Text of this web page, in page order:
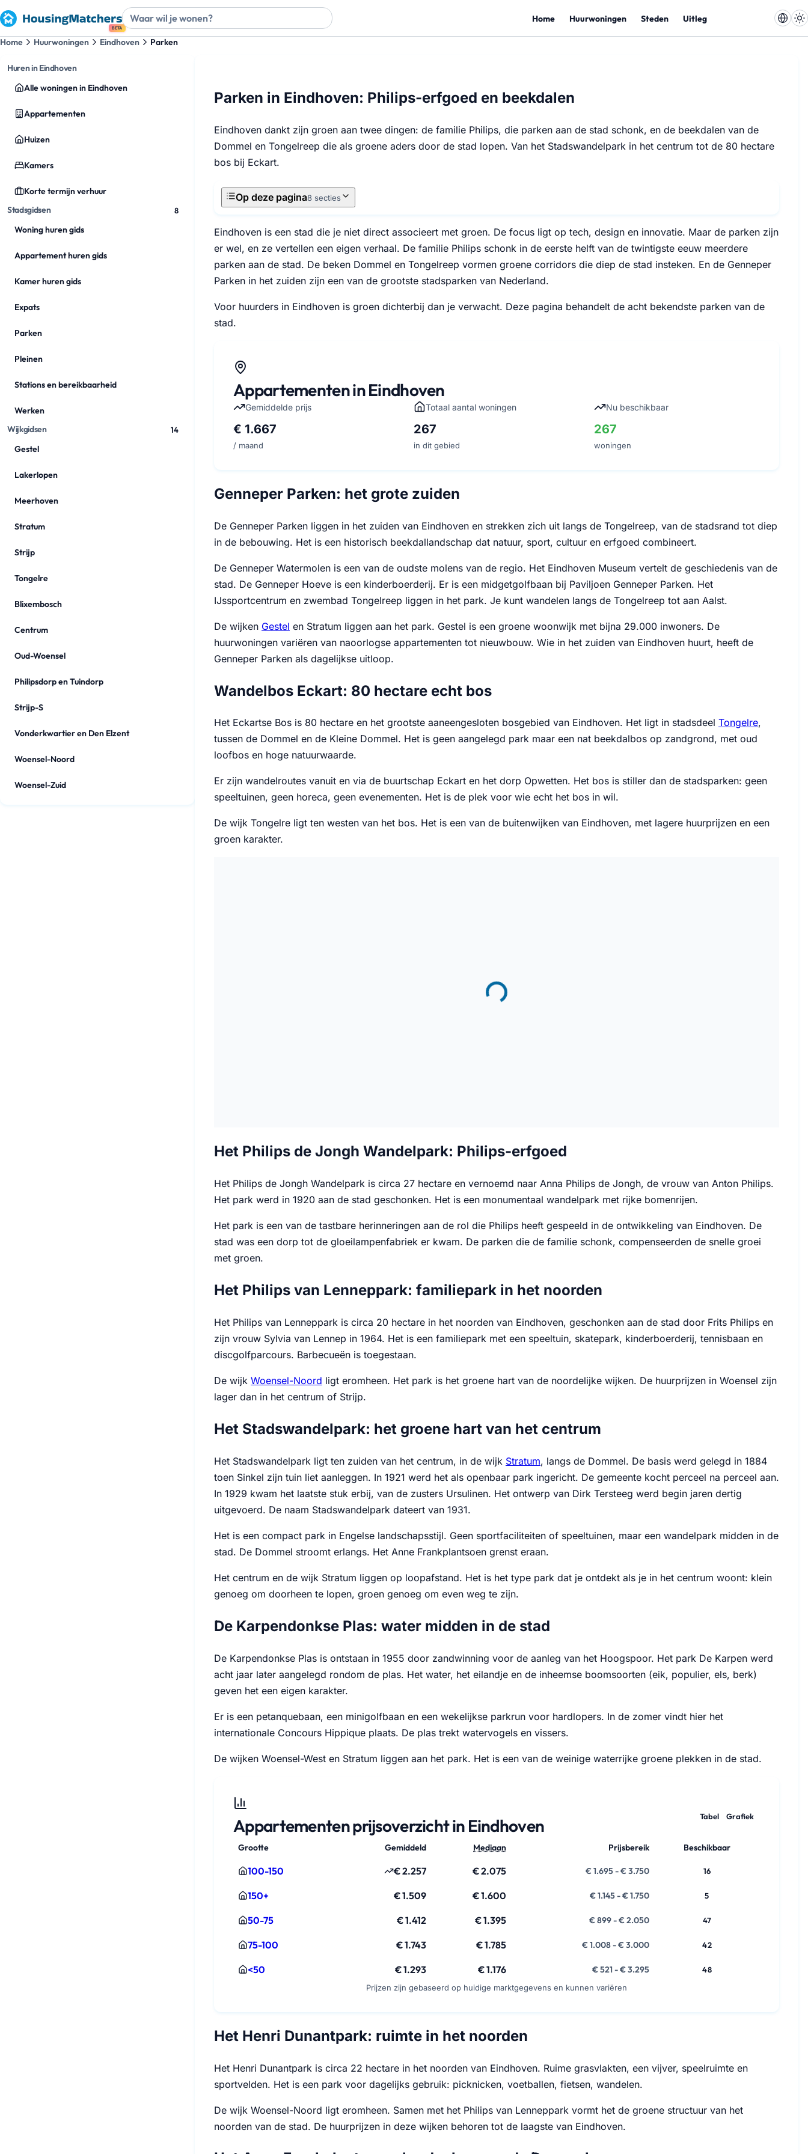
BETA
Home Huurwoningen Steden Uitleg
Home Huurwoningen Eindhoven Parken
Huren in Eindhoven
Alle woningen in Eindhoven
Appartementen
Huizen
Kamers
Korte termijn verhuur
Stadsgidsen
8
Woning huren gids
Appartement huren gids
Kamer huren gids
Expats
Parken
Pleinen
Stations en bereikbaarheid
Werken
Wijkgidsen
14
Gestel
Lakerlopen
Meerhoven
Stratum
Strijp
Tongelre
Blixembosch
Centrum
Oud-Woensel
Philipsdorp en Tuindorp
Strijp-S
Vonderkwartier en Den Elzent
Woensel-Noord
Woensel-Zuid
Parken in Eindhoven: Philips-erfgoed en beekdalen
Eindhoven dankt zijn groen aan twee dingen: de familie Philips, die parken aan de stad schonk, en de beekdalen van de
Dommel en Tongelreep die als groene aders door de stad lopen. Van het Stadswandelpark in het centrum tot de 80 hectare
bos bij Eckart.
Op deze pagina8 secties
Eindhoven is een stad die je niet direct associeert met groen. De focus ligt op tech, design en innovatie. Maar de parken zijn
er wel, en ze vertellen een eigen verhaal. De familie Philips schonk in de eerste helft van de twintigste eeuw meerdere
parken aan de stad. De beken Dommel en Tongelreep vormen groene corridors die diep de stad insteken. En de Genneper
Parken in het zuiden zijn een van de grootste stadsparken van Nederland.
Voor huurders in Eindhoven is groen dichterbij dan je verwacht. Deze pagina behandelt de acht bekendste parken van de
stad.
Appartementen in Eindhoven
Gemiddelde prijs
€ 1.667
/ maand
Totaal aantal woningen
267
in dit gebied
Nu beschikbaar
267
woningen
Genneper Parken: het grote zuiden
De Genneper Parken liggen in het zuiden van Eindhoven en strekken zich uit langs de Tongelreep, van de stadsrand tot diep
in de bebouwing. Het is een historisch beekdallandschap dat natuur, sport, cultuur en erfgoed combineert.
De Genneper Watermolen is een van de oudste molens van de regio. Het Eindhoven Museum vertelt de geschiedenis van de
stad. De Genneper Hoeve is een kinderboerderij. Er is een midgetgolfbaan bij Paviljoen Genneper Parken. Het
IJssportcentrum en zwembad Tongelreep liggen in het park. Je kunt wandelen langs de Tongelreep tot aan Aalst.
De wijken Gestel en Stratum liggen aan het park. Gestel is een groene woonwijk met bijna 29.000 inwoners. De
huurwoningen variëren van naoorlogse appartementen tot nieuwbouw. Wie in het zuiden van Eindhoven huurt, heeft de
Genneper Parken als dagelijkse uitloop.
Wandelbos Eckart: 80 hectare echt bos
Het Eckartse Bos is 80 hectare en het grootste aaneengesloten bosgebied van Eindhoven. Het ligt in stadsdeel Tongelre,
tussen de Dommel en de Kleine Dommel. Het is geen aangelegd park maar een nat beekdalbos op zandgrond, met oud
loofbos en hoge natuurwaarde.
Er zijn wandelroutes vanuit en via de buurtschap Eckart en het dorp Opwetten. Het bos is stiller dan de stadsparken: geen
speeltuinen, geen horeca, geen evenementen. Het is de plek voor wie echt het bos in wil.
De wijk Tongelre ligt ten westen van het bos. Het is een van de buitenwijken van Eindhoven, met lagere huurprijzen en een
groen karakter.
Het Philips de Jongh Wandelpark: Philips-erfgoed
Het Philips de Jongh Wandelpark is circa 27 hectare en vernoemd naar Anna Philips de Jongh, de vrouw van Anton Philips.
Het park werd in 1920 aan de stad geschonken. Het is een monumentaal wandelpark met rijke bomenrijen.
Het park is een van de tastbare herinneringen aan de rol die Philips heeft gespeeld in de ontwikkeling van Eindhoven. De
stad was een dorp tot de gloeilampenfabriek er kwam. De parken die de familie schonk, compenseerden de snelle groei
met groen.
Het Philips van Lenneppark: familiepark in het noorden
Het Philips van Lenneppark is circa 20 hectare in het noorden van Eindhoven, geschonken aan de stad door Frits Philips en
zijn vrouw Sylvia van Lennep in 1964. Het is een familiepark met een speeltuin, skatepark, kinderboerderij, tennisbaan en
discgolfparcours. Barbecueën is toegestaan.
De wijk Woensel-Noord ligt eromheen. Het park is het groene hart van de noordelijke wijken. De huurprijzen in Woensel zijn
lager dan in het centrum of Strijp.
Het Stadswandelpark: het groene hart van het centrum
Het Stadswandelpark ligt ten zuiden van het centrum, in de wijk Stratum, langs de Dommel. De basis werd gelegd in 1884
toen Sinkel zijn tuin liet aanleggen. In 1921 werd het als openbaar park ingericht. De gemeente kocht perceel na perceel aan.
In 1929 kwam het laatste stuk erbij, van de zusters Ursulinen. Het ontwerp van Dirk Tersteeg werd begin jaren dertig
uitgevoerd. De naam Stadswandelpark dateert van 1931.
Het is een compact park in Engelse landschapsstijl. Geen sportfaciliteiten of speeltuinen, maar een wandelpark midden in de
stad. De Dommel stroomt erlangs. Het Anne Frankplantsoen grenst eraan.
Het centrum en de wijk Stratum liggen op loopafstand. Het is het type park dat je ontdekt als je in het centrum woont: klein
genoeg om doorheen te lopen, groen genoeg om even weg te zijn.
De Karpendonkse Plas: water midden in de stad
De Karpendonkse Plas is ontstaan in 1955 door zandwinning voor de aanleg van het Hoogspoor. Het park De Karpen werd
acht jaar later aangelegd rondom de plas. Het water, het eilandje en de inheemse boomsoorten (eik, populier, els, berk)
geven het een eigen karakter.
Er is een petanquebaan, een minigolfbaan en een wekelijkse parkrun voor hardlopers. In de zomer vindt hier het
internationale Concours Hippique plaats. De plas trekt watervogels en vissers.
De wijken Woensel-West en Stratum liggen aan het park. Het is een van de weinige waterrijke groene plekken in de stad.
Appartementen prijsoverzicht in Eindhoven Tabel Grafiek
Grootte Gemiddeld Mediaan Prijsbereik Beschikbaar
100-150 € 2.257 € 2.075 € 1.695 - € 3.750 16
150+ € 1.509 € 1.600 € 1.145 - € 1.750 5
50-75 € 1.412 € 1.395 € 899 - € 2.050 47
75-100 € 1.743 € 1.785 € 1.008 - € 3.000 42
<50 € 1.293 € 1.176 € 521 - € 3.295
48
Prijzen zijn gebaseerd op huidige marktgegevens en kunnen variëren
Het Henri Dunantpark: ruimte in het noorden
Het Henri Dunantpark is circa 22 hectare in het noorden van Eindhoven. Ruime grasvlakten, een vijver, speelruimte en
sportvelden. Het is een park voor dagelijks gebruik: picknicken, voetballen, fietsen, wandelen.
De wijk Woensel-Noord ligt eromheen. Samen met het Philips van Lenneppark vormt het de groene structuur van het
noorden van de stad. De huurprijzen in deze wijken behoren tot de laagste van Eindhoven.